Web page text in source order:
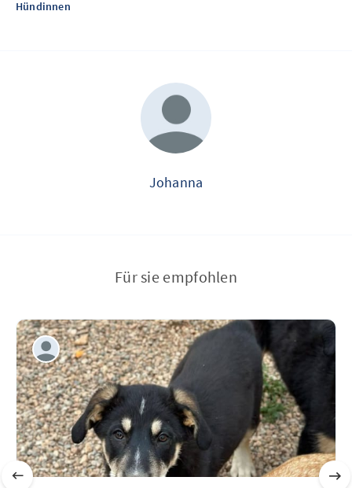
Hündinnen
Johanna
Für sie empfohlen